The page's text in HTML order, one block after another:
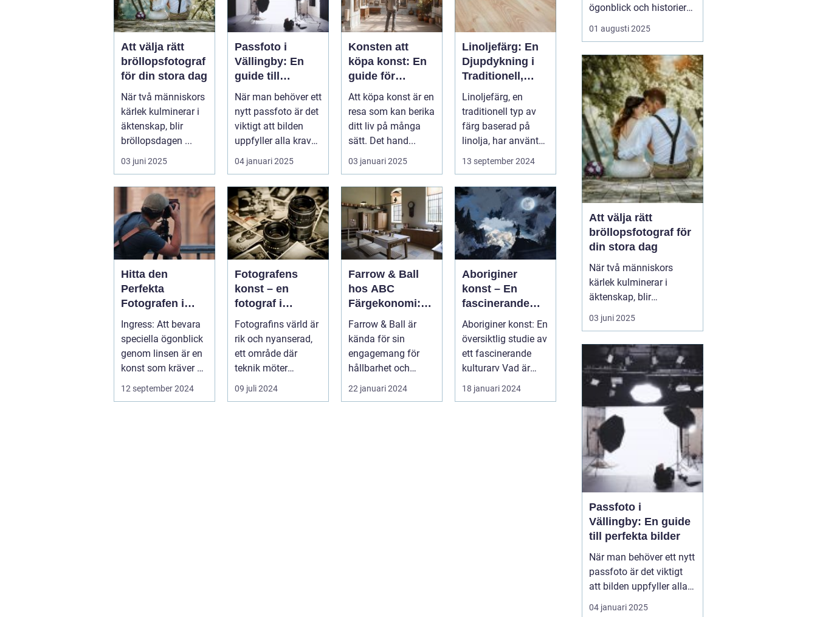
Att välja rätt
bröllopsfotograf
för din stora dag
När två människors
kärlek kulminerar i
äktenskap, blir
bröllopsdagen ...
03 juni 2025
Passfoto i
Vällingby: En
guide till
perfekta bilder
När man behöver ett
nytt passfoto är det
viktigt att bilden
uppfyller alla krav
och s...
04 januari 2025
Konsten att
köpa konst: En
guide för
nyfikna köpare
Att köpa konst är en
resa som kan berika
ditt liv på många
sätt. Det hand...
03 januari 2025
Linoljefärg: En
Djupdykning i
Traditionell,
Naturlig och
Hållbar
Målarfärg
Linoljefärg, en
traditionell typ av
färg baserad på
linolja, har använts i
13 september 2024
Hitta den
Perfekta
Fotografen i
Stockholm
Ingress: Att bevara
speciella ögonblick
genom linsen är en
konst som kräver ett
12 september 2024
Fotografens
konst – en
fotograf i
Linköping gör
mer än att bara
trycka på en
knapp
Fotografins värld är
rik och nyanserad,
ett område där
teknik möter
konstn...
09 juli 2024
Farrow & Ball
hos ABC
Färgekonomi:
vackra kulörer
och
miljömedvetenh
et
Farrow & Ball är
kända för sin
engagemang för
hållbarhet och
miljö...
22 januari 2024
Aboriginer
konst – En
fascinerande
resa in i det
australiska
aboriginska
kulturarvet
Aboriginer konst: En
översiktlig studie av
ett fascinerande
kulturarv Vad är
aboriginer konst
och ...
18 januari 2024
ögonblick och historier
kan verkligen vara
magiskt, särskilt när
fotografins lins. I Umeå
finns det otaliga tillfällen
som är värda att f&o...
01 augusti 2025
Att välja rätt
bröllopsfotograf för
din stora dag
När två människors
kärlek kulminerar i
äktenskap, blir
bröllopsdagen en av de
mest minnesvärda och
deras liv. Varje par
önskar att bevara dessa
ögonblick för att åte...
03 juni 2025
Passfoto i
Vällingby: En guide
till perfekta bilder
När man behöver ett nytt
passfoto är det viktigt
att bilden uppfyller alla
krav och standarder, och
04 januari 2025